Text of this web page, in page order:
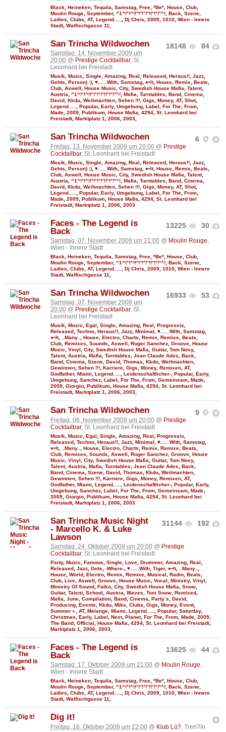
Black Heineken Tequila Samstag Free *Be* House Club
Moulin Rouge September, ^1^!°!^!!°!°!°!°!!°!°!°^! Back Szene
Ladies
Clubs AT, Legend..... Dj Chris 2009 1010 Wien - Innere
Stadt, Walfischgasse 11
18148 84
San Trincha Wildwochen
Samstag, 14. November 2009 um
20:00 @ Prestige Cocktailbar, St.
Leonhard bei Freistadt
Musik Music Single Amazing Real Released Heraus!! Jazz
Gehts
Person) :) ♥......With Samstag ●•It, House Remix Beats
Club Axwell House Music City, Swedish House Mafia Talent,
Austria
^1^!°!^!!°!°!°!°!!°!°!°^! Mafia Turntables Band Cinema
David Kkdu Weihnachten Sehen !!! Gigs Money, AT, Shot,
Legend.....
Popular, Early, Umgebung Label For The From
Made 2009 Publikum House Mafia 4294 St. Leonhard bei
Freistadt, Marktplatz 1 2006 2003
6
San Trincha Wildwochen
Freitag, 13. November 2009 um 20:00 @ Prestige
Cocktailbar, St. Leonhard bei Freistadt
Musik Music Single Amazing Real Released Heraus!! Jazz
Gehts
Person) :) ♥......With Samstag ●•It, House Remix Beats
Club Axwell House Music City, Swedish House Mafia Talent,
Austria
^1^!°!^!!°!°!°!°!!°!°!°^! Mafia Turntables Band Cinema
David Kkdu Weihnachten Sehen !!! Gigs Money, AT, Shot,
Legend.....
Popular, Early, Umgebung Label For The From
Made 2009 Publikum House Mafia 4294 St. Leonhard bei
Freistadt, Marktplatz 1 2006 2003
13225 30
Faces - The Legend is
Back
Samstag, 07. November 2009 um 21:00 @ Moulin Rouge,
Wien - Innere Stadt
Black Heineken Tequila Samstag Free *Be* House Club
Moulin Rouge September, ^1^!°!^!!°!°!°!°!!°!°!°^! Back Szene
Ladies
Clubs AT, Legend..... Dj Chris 2009 1010 Wien - Innere
Stadt, Walfischgasse 11
16933 53
San Trincha Wildwochen
Samstag, 07. November 2009 um
20:00 @ Prestige Cocktailbar, St.
Leonhard bei Freistadt
Musik, Music, Egal, Single, Amazing, Real, Progressiv,
Released, Techno, Heraus!!, Jazz, Minimal, ♥......With, Samstag,
●•It, ..Many.., House, Electro, Charts, Remix, Remixe, Beats,
Club, Remixes, Sounds, Axwell, Roger Sanchez, Groove, House
Music, Vinyl, City, Swedish House Mafia, Guitar, Tom Novy,
Talent, Austria, Mafia, Turntables, Jean Claude Ades, Back,
Band, Cinema, Szene, David, Thomas, Kkdu, Weihnachten,
Gewinnen, Sehen !!!, Karriere, Gigs, Money, Remixen, AT,
Godfather, Miami, Legend....., Leidenschaftlicher-, Popular, Early,
Umgebung, Sanchez, Label, For The, From, Gemeinsam, Made,
2009, Giorgio, Publikum, House Mafia, 4294, St. Leonhard bei
Freistadt, Marktplatz 1, 2006, 2003,
9
San Trincha Wildwochen
Freitag, 06. November 2009 um 20:00 @ Prestige
Cocktailbar, St. Leonhard bei Freistadt
Musik Music Egal Single Amazing Real Progressiv,
Released Techno Heraus!! Jazz Minimal ♥......With Samstag
●•It, ..Many.. House Electro Charts Remix Remixe Beats
Club Remixes Sounds Axwell Roger Sanchez Groove House
Music
Vinyl City, Swedish House Mafia Guitar, Tom Novy,
Talent, Austria Mafia Turntables Jean Claude Ades Back
Band Cinema Szene David Thomas Kkdu Weihnachten
Gewinnen Sehen !!! Karriere Gigs Money, Remixen AT,
Godfather, Miami Legend..... Leidenschaftlicher- Popular, Early,
Umgebung Sanchez Label For The From Gemeinsam Made
2009 Giorgio Publikum House Mafia 4294 St. Leonhard bei
Freistadt, Marktplatz 1 2006 2003
31144 192
San Trincha Music Night
- Marcello K. & Luke
Lawson
Samstag, 24. Oktober 2009 um 20:00 @ Prestige
Cocktailbar, St. Leonhard bei Freistadt
Party, Music Famous Single Love Drummer, Amazing Real
Released Jazz Gets -Where- ♥......With Tiger, ●•It, ..Many..
House World Electro Remix Remixe Musical Radio Beats
Club Live Axwell Groove House Music Vocal Ministry, Vinyl
Ministry Of Sound Falko City, Swedish House Mafia Snow
Guitar, Talent, School Austria Waves Tom Snow Remixed
Mafia
June Compilation Band Cinema Party´s David
Producing Events Kkdu Mike Clubs Gigs Money, Event,
Summer☼
AT, Melange Miami Legend..... Popular, Saturday,
Christmas
Early, Label Next, Planet, For The From Made 2009
The Band Official House Mafia 4294 St. Leonhard bei Freistadt,
Marktplatz 1
2006 2003
13625 44
Faces - The Legend is
Back
Samstag, 17. Oktober 2009 um 21:00 @ Moulin Rouge,
Wien - Innere Stadt
Black, Heineken, Tequila, Samstag, Free, *Be*, House, Club,
Moulin Rouge, September, ^1^!°!^!!°!°!°!°!!°!°!°^!, Back, Szene,
Ladies, Clubs, AT, Legend....., Dj Chris, 2009, 1010, Wien - Innere
Stadt, Walfischgasse 11,
Dig it!
Freitag, 16. Oktober 2009 um 22:00 @ Klub Lú? , Tren?ín